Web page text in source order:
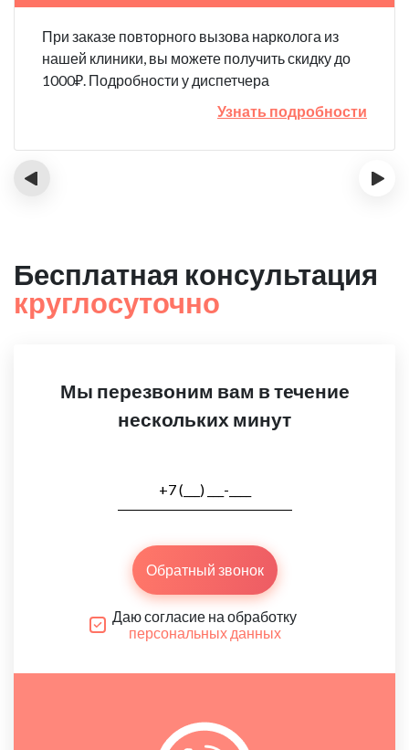
При заказе повторного вызова нарколога из
нашей клиники, вы можете получить скидку до
1000₽. Подробности у диспетчера
Узнать подробности
‹ ›
Бесплатная консультация
круглосуточно
Мы перезвоним вам в течение
нескольких минут
Обратный звонок
Даю согласие на обработку
персональных данных